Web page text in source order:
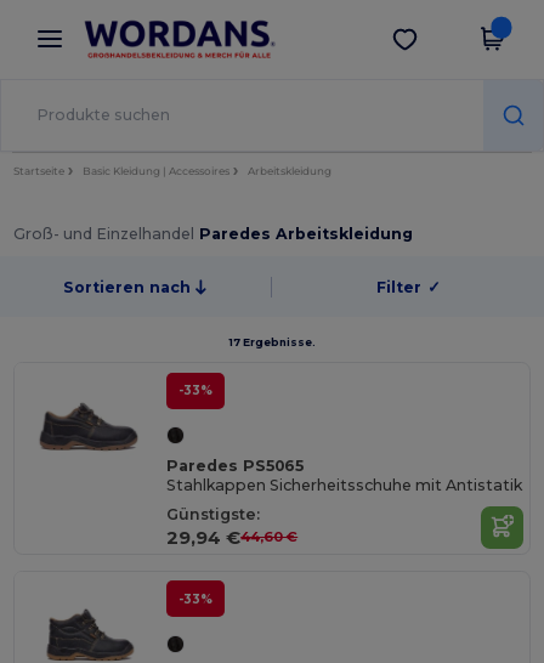
× Wordans App
Bessere Preise in der App!
App holen
Startseite Basic Kleidung | Accessoires Arbeitskleidung
Groß- und Einzelhandel Paredes Arbeitskleidung
Sortieren nach Filter ✓
17 Ergebnisse.
-33%
Paredes PS5065
Stahlkappen Sicherheitsschuhe mit Antistatik
Günstigste:
29,94 €44,60 €
-33%